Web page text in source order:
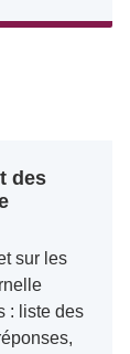
des
sur les
: liste des